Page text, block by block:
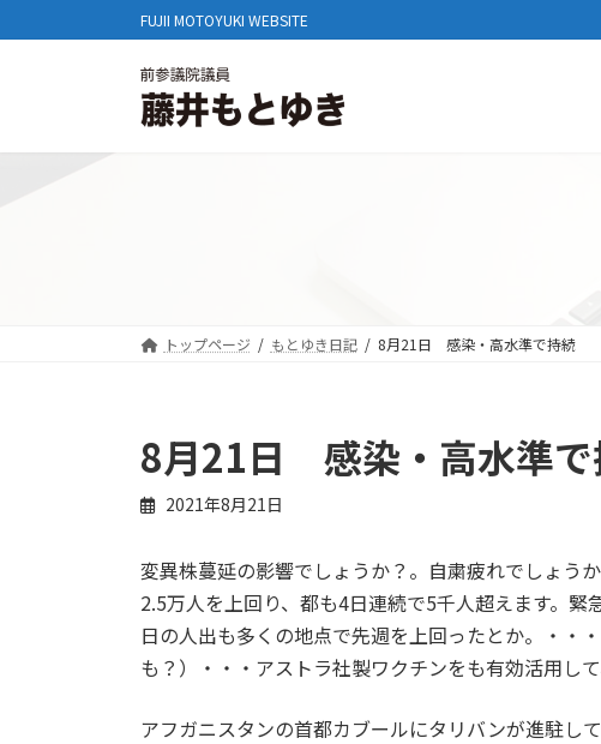
ン
へ
ビ
ョ
FUJII MOTOYUKI WEBSITE
トップページ もとゆき日記 8月21日 感染・高水準で持続
8月21日 感染・高水準で
2021年8月21日
変異株蔓延の影響でしょうか？。自粛疲れでしょう
2.5万人を上回り、都も4日連続で5千人超えます。
日の人出も多くの地点で先週を上回ったとか。・・
も？）・・・アストラ社製ワクチンをも有効活用し
アフガニスタンの首都カブールにタリバンが進駐し